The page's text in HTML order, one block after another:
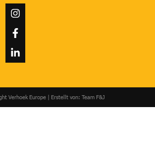
Verhoek Europe | Erstellt von: Team F&J